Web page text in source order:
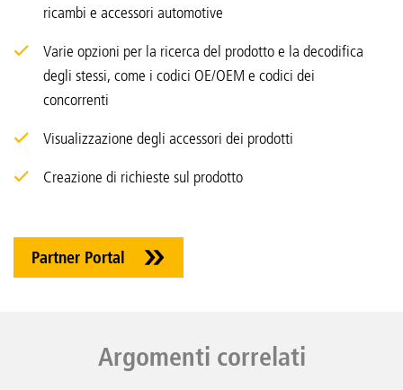
ricambi e accessori automotive
Varie opzioni per la ricerca del prodotto e la decodifica
degli stessi, come i codici OE/OEM e codici dei
concorrenti
Visualizzazione degli accessori dei prodotti
Creazione di richieste sul prodotto
Partner Portal
Argomenti correlati